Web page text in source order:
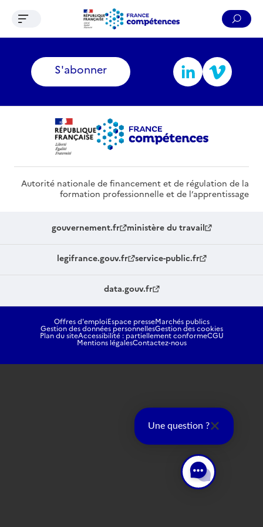
Contenu Recherche Menu Pied de page
Ouvrir le menu de navigation
S'abonner
Autorité nationale de financement et de régulation de la
formation professionnelle et de l’apprentissage
gouvernement.fr ministère du travail
legifrance.gouv.fr service-public.fr
data.gouv.fr
Offres d'emploiEspace presseMarchés publics
Gestion des données personnellesGestion des cookies
Plan du siteAccessibilité : partiellement conformeCGU
Mentions légalesContactez-nous
Une question ?